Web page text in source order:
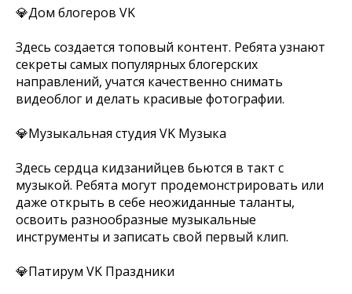
💎Дом блогеров VK
Здесь создается топовый контент. Ребята узнают
секреты самых популярных блогерских
направлений, учатся качественно снимать
видеоблог и делать красивые фотографии.
💎Музыкальная студия VK Музыка
Здесь сердца кидзанийцев бьются в такт с
музыкой. Ребята могут продемонстрировать или
даже открыть в себе неожиданные таланты,
освоить разнообразные музыкальные
инструменты и записать свой первый клип.
💎Патирум VK Праздники